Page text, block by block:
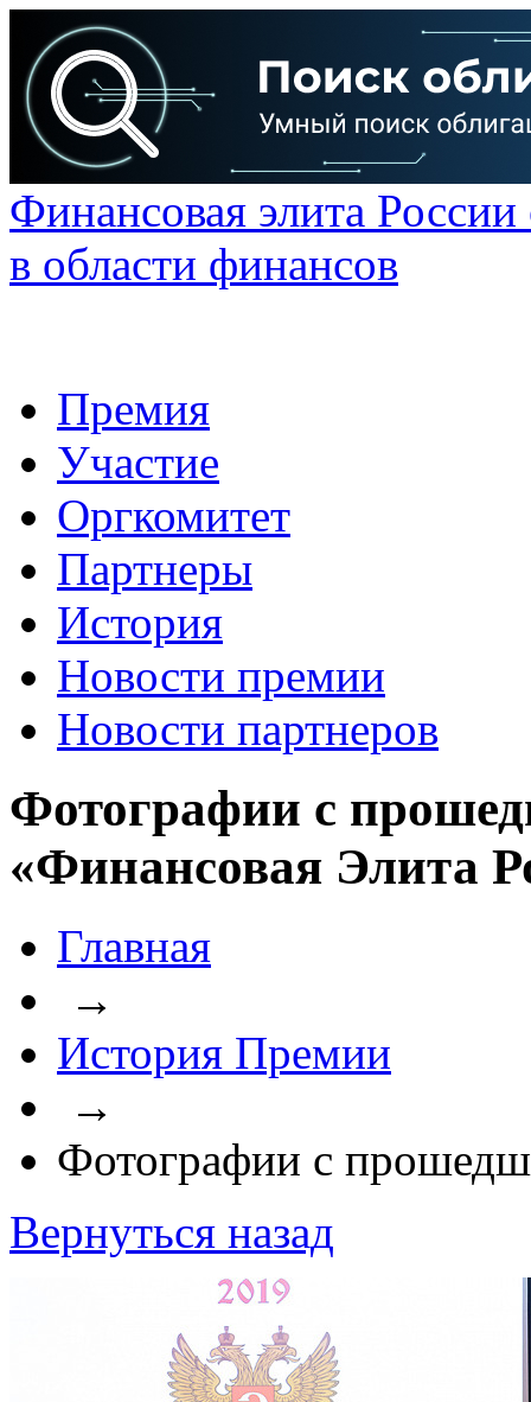
Финансовая элита
в области финансов
Премия
Участие
Оргкомитет
Партнеры
История
Новости премии
Новости партнеров
Фотографии с
«Финансовая Элита
Главная
→
История Премии
→
Фотографии с
Вернуться назад